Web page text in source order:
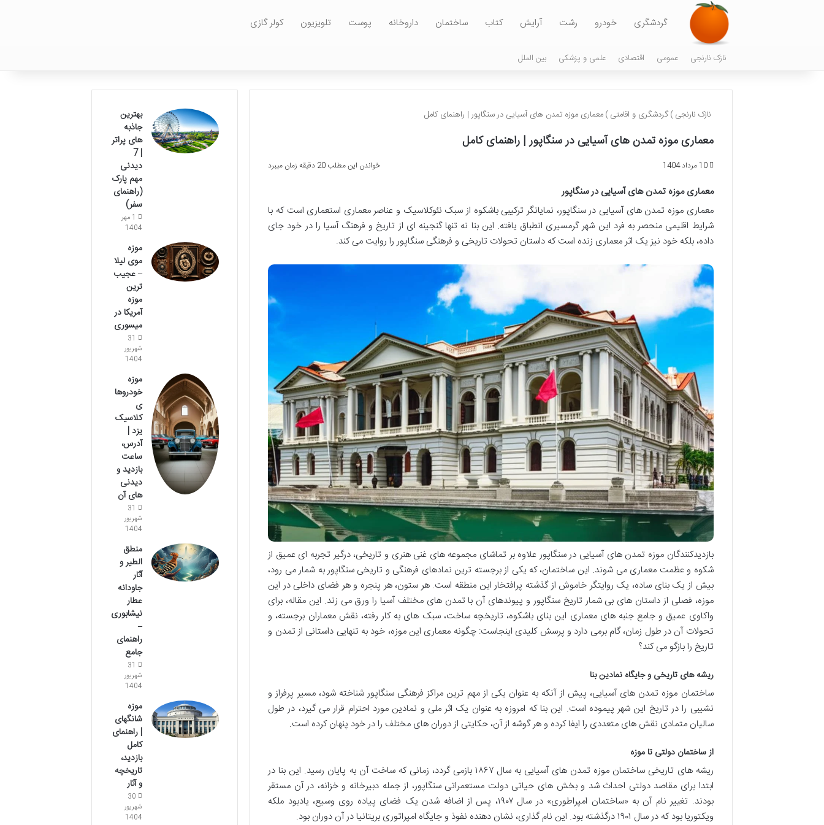
گردشگری خودرو رشت آرایش کتاب ساختمان داروخانه پوست تلویزیون کولر گازی
نازک نارنجی عمومی اقتصادی علمی و پزشکی بین الملل
نازک نارنجی ) گردشگری و اقامتی ) معماری موزه تمدن های آسیایی در سنگاپور | راهنمای کامل
معماری موزه تمدن های آسیایی در سنگاپور | راهنمای کامل
10 مرداد 1404 خواندن این مطلب 20 دقیقه زمان میبرد
معماری موزه تمدن های آسیایی در سنگاپور
معماری موزه تمدن های آسیایی در سنگاپور، نمایانگر ترکیبی باشکوه از سبک نئوکلاسیک و عناصر معماری استعماری است که با
شرایط اقلیمی منحصر به فرد این شهر گرمسیری انطباق یافته. این بنا نه تنها گنجینه ای از تاریخ و فرهنگ آسیا را در خود جای
داده، بلکه خود نیز یک اثر معماری زنده است که داستان تحولات تاریخی و فرهنگی سنگاپور را روایت می کند.
بازدیدکنندگان موزه تمدن های آسیایی در سنگاپور علاوه بر تماشای مجموعه های غنی هنری و تاریخی، درگیر تجربه ای عمیق از
شکوه و عظمت معماری می شوند. این ساختمان، که یکی از برجسته ترین نمادهای فرهنگی و تاریخی سنگاپور به شمار می رود،
بیش از یک بنای ساده، یک روایتگر خاموش از گذشته پرافتخار این منطقه است. هر ستون، هر پنجره و هر فضای داخلی در این
موزه، فصلی از داستان های بی شمار تاریخ سنگاپور و پیوندهای آن با تمدن های مختلف آسیا را ورق می زند. این مقاله، برای
واکاوی عمیق و جامع جنبه های معماری این بنای باشکوه، تاریخچه ساخت، سبک های به کار رفته، نقش معماران برجسته، و
تحولات آن در طول زمان، گام برمی دارد و پرسش کلیدی اینجاست: چگونه معماری این موزه، خود به تنهایی داستانی از تمدن و
تاریخ را بازگو می کند؟
ریشه های تاریخی و جایگاه نمادین بنا
ساختمان موزه تمدن های آسیایی، پیش از آنکه به عنوان یکی از مهم ترین مراکز فرهنگی سنگاپور شناخته شود، مسیر پرفراز و
نشیبی را در تاریخ این شهر پیموده است. این بنا که امروزه به عنوان یک اثر ملی و نمادین مورد احترام قرار می گیرد، در طول
سالیان متمادی نقش های متعددی را ایفا کرده و هر گوشه از آن، حکایتی از دوران های مختلف را در خود پنهان کرده است.
از ساختمان دولتی تا موزه
ریشه های تاریخی ساختمان موزه تمدن های آسیایی به سال ۱۸۶۷ بازمی گردد، زمانی که ساخت آن به پایان رسید. این بنا در
ابتدا برای مقاصد دولتی احداث شد و بخش های حیاتی دولت مستعمراتی سنگاپور، از جمله دبیرخانه و خزانه، در آن مستقر
بودند. تغییر نام آن به «ساختمان امپراطوری» در سال ۱۹۰۷، پس از اضافه شدن یک فضای پیاده روی وسیع، یادبود ملکه
ویکتوریا بود که در سال ۱۹۰۱ درگذشته بود. این نام گذاری، نشان دهنده نفوذ و جایگاه امپراتوری بریتانیا در آن دوران بود.
بهترین
جاذبه
های پراتر
| 7
دیدنی
مهم پارک
(راهنمای
سفر)
1 مهر
1404
موزه
موی لیلا
– عجیب
ترین
موزه
آمریکا در
میسوری
31
شهریور
1404
موزه
خودروها
ی
کلاسیک
یزد |
آدرس،
ساعت
بازدید و
دیدنی
های آن
31
شهریور
1404
منطق
الطیر و
آثار
جاودانه
عطار
نیشابوری
–
راهنمای
جامع
31
شهریور
1404
موزه
شانگهای
| راهنمای
کامل
بازدید،
تاریخچه
و آثار
30
شهریور
1404